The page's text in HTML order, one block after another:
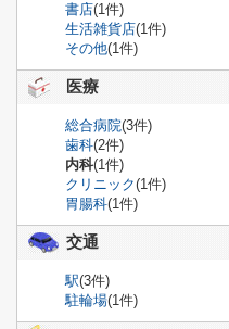
書店(1件)
生活雑貨店(1件)
その他(1件)
医療
総合病院(3件)
歯科(2件)
内科(1件)
クリニック(1件)
胃腸科(1件)
交通
駅(3件)
駐輪場(1件)